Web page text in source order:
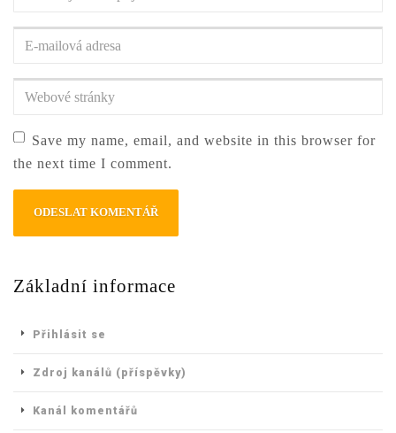
a
příjmení*
adresa*
Save my name, email, and website in this browser for
the next time I comment.
Základní informace
Přihlásit se
Zdroj kanálů (příspěvky)
Kanál komentářů